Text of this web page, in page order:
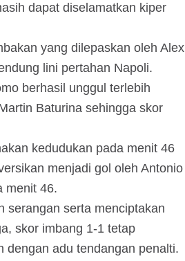
dapat diselamatkan kiper
yang dilepaskan oleh Alex
lini pertahan Napoli.
berhasil unggul terlebih
Baturina sehingga skor
kedudukan pada menit 46
menjadi gol oleh Antonio
menit 46.
serangan serta menciptakan
skor imbang 1-1 tetap
dengan adu tendangan penalti.